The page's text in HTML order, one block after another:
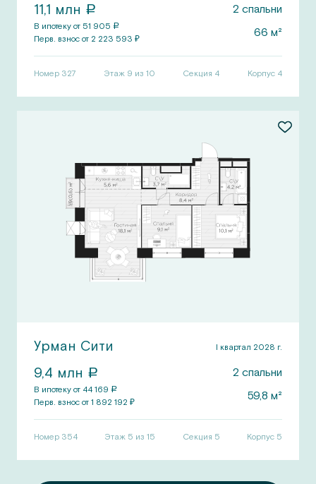
11,1 млн a 2 спальни
В ипотеку от 51 905 a
Перв. взнос от 2 223 593 ₽ 66 м²
Номер 327 Этаж 9 из 10 Секция 4 Корпус 4
Урман Сити I квартал 2028 г.
9,4 млн a 2 спальни
В ипотеку от 44 169 a
Перв. взнос от 1 892 192 ₽ 59,8 м²
Номер 354 Этаж 5 из 15 Секция 5 Корпус 5